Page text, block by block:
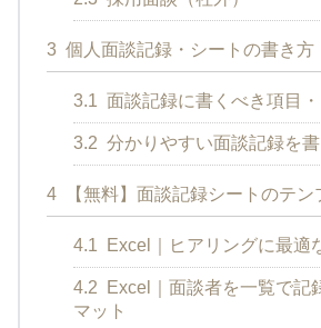
3 個人面談記録・シートの書き方
3.1 面談記録に書くべき項目
3.2 分かりやすい面談記録を
4 【無料】面談記録シートのテン
4.1 Excel｜ヒアリングに最適
4.2
Excel｜面談者を一覧で記
マット